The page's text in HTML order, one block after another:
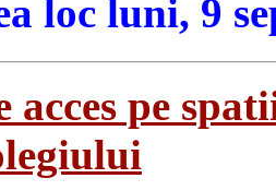
loc luni, 9
acces pe